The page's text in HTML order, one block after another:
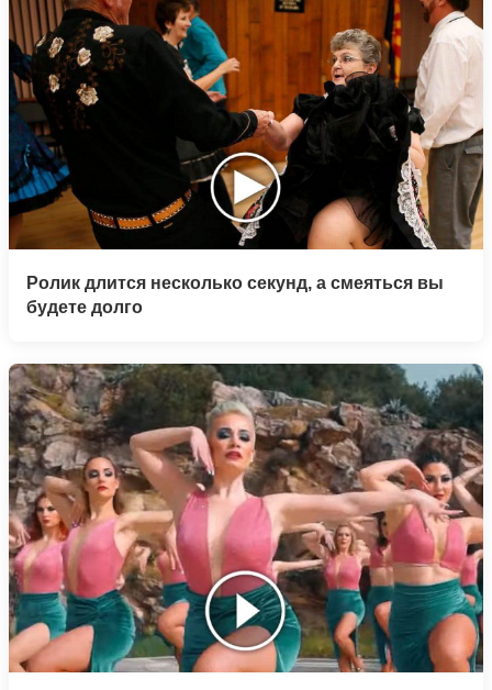
Ролик длится несколько секунд, а смеяться вы
будете долго